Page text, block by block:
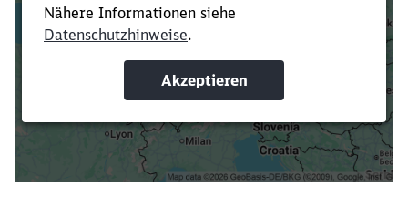
Verkürze die Ladezeit, indem du Suchbegriffe
oder Filter hinzufügst.
Suchbegriffe eingeben
Filter setzen